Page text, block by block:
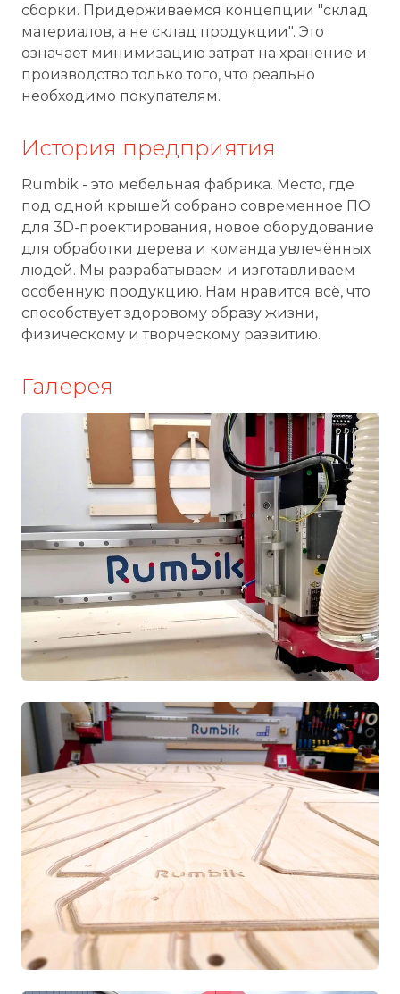
сборки. Придерживаемся концепции "склад
материалов, а не склад продукции". Это
означает минимизацию затрат на хранение и
производство только того, что реально
необходимо покупателям.
История предприятия
Rumbik - это мебельная фабрика. Место, где
под одной крышей собрано современное ПО
для 3D-проектирования, новое оборудование
для обработки дерева и команда увлечённых
людей. Мы разрабатываем и изготавливаем
особенную продукцию. Нам нравится всё, что
способствует здоровому образу жизни,
физическому и творческому развитию.
Галерея